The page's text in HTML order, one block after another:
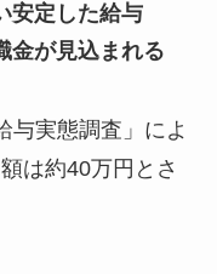
安定した給与
金が見込まれる
与実態調査」によ
は約40万円とさ